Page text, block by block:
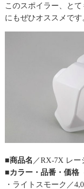
このスポイラー、と
にもぜひオススメです
■商品名 ／RX-7X レ
■カラー・品番・価格
・ライトスモーク／